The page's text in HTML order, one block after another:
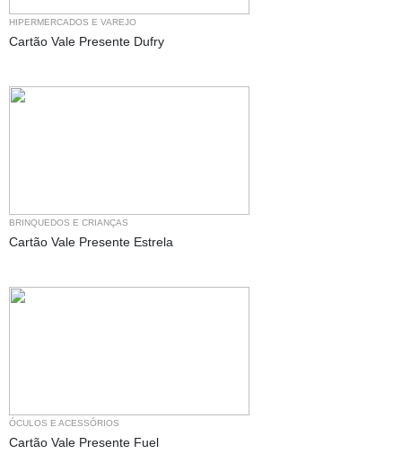
HIPERMERCADOS E VAREJO
Cartão Vale Presente Dufry
BRINQUEDOS E CRIANÇAS
Cartão Vale Presente Estrela
ÓCULOS E ACESSÓRIOS
Cartão Vale Presente Fuel